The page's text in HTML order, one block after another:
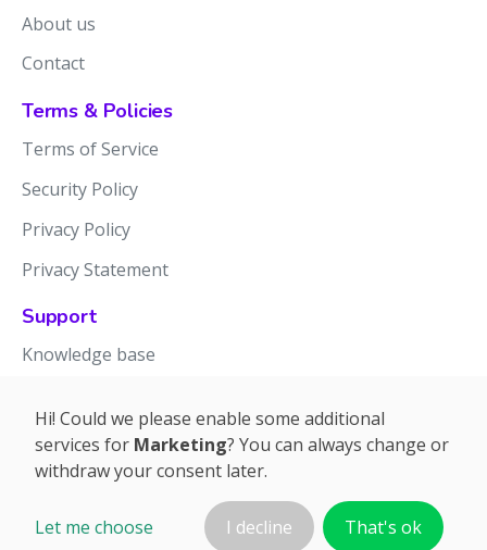
About us
Contact
Terms & Policies
Terms of Service
Security Policy
Privacy Policy
Privacy Statement
Support
Knowledge base
Hi! Could we please enable some additional
services for Marketing? You can always change or
withdraw your consent later.
Let me choose I decline That's ok